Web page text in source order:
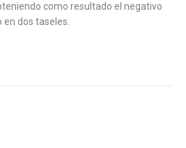
como resultado el negativo
en dos taseles.